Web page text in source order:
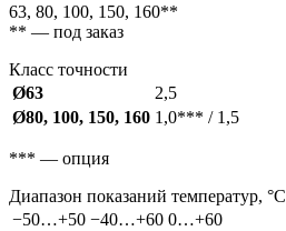
63, 80, 100, 150, 160**
** — под заказ
Класс точности
Ø63
2,5
Ø80, 100, 150, 160 1,0*** / 1,5
*** — опция
Диапазон показаний температур, °С
−50…+50 −40…+60 0…+60